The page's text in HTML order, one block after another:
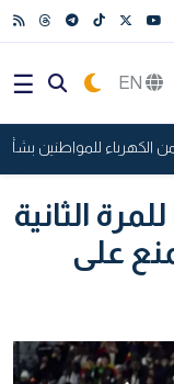
للمواطنين بشأن
الثانية
على